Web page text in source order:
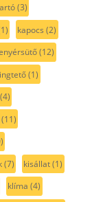
(3)
kapocs (2)
(12)
(1)
(11)
(7) kisállat(1)
klíma (4)